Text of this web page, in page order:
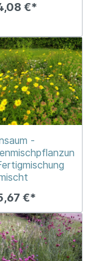
€*
-
€*